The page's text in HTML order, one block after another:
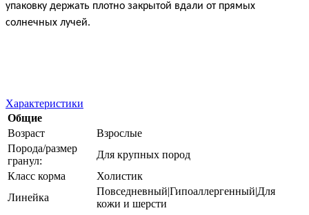
упаковку держать плотно закрытой вдали от прямых
солнечных лучей.
Характеристики
Общие
Возраст
Взрослые
Порода/размер
гранул:
Для крупных пород
Класс корма
Холистик
Линейка
Повседневный|Гипоаллергенный|Для
кожи и шерсти